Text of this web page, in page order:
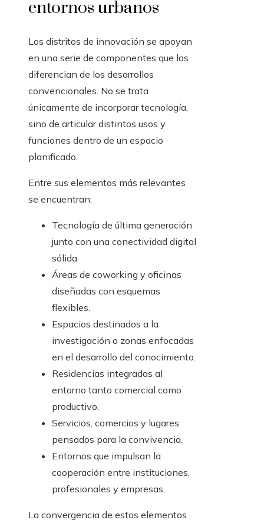
entornos urbanos
Los distritos de innovación se apoyan
en una serie de componentes que los
diferencian de los desarrollos
convencionales. No se trata
únicamente de incorporar tecnología,
sino de articular distintos usos y
funciones dentro de un espacio
planificado.
Entre sus elementos más relevantes
se encuentran:
Tecnología de última generación
junto con una conectividad digital
sólida.
Áreas de coworking y oficinas
diseñadas con esquemas
flexibles.
Espacios destinados a la
investigación o zonas enfocadas
en el desarrollo del conocimiento.
Residencias integradas al
entorno tanto comercial como
productivo.
Servicios, comercios y lugares
pensados para la convivencia.
Entornos que impulsan la
cooperación entre instituciones,
profesionales y empresas.
La convergencia de estos elementos